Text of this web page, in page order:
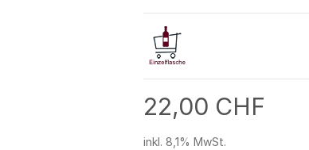
22,00 CHF
inkl. 8,1% MwSt.